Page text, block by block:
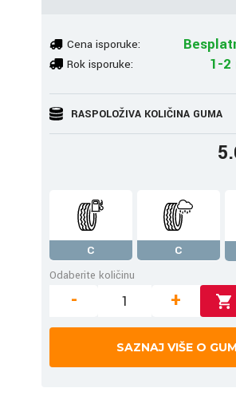
Cena isporuke:
Rok isporuke: 1-2
RASPOLOŽIVA KOLIČINA GUMA
C C
Odaberite količinu
- +
SAZNAJ VIŠE O